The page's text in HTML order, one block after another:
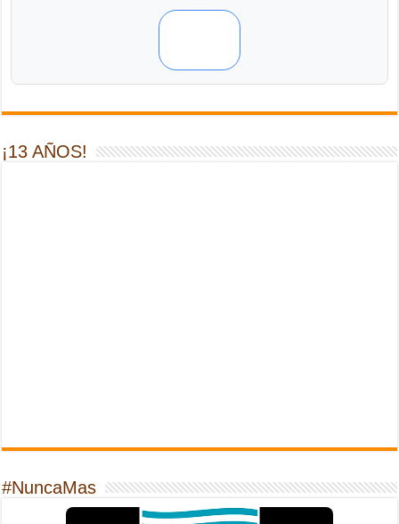
¡13 AÑOS!
#NuncaMas